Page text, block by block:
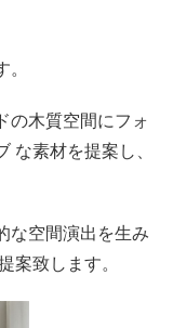
の木質空間にフォ
な素材を提案し、
な空間演出を生み
案致します。